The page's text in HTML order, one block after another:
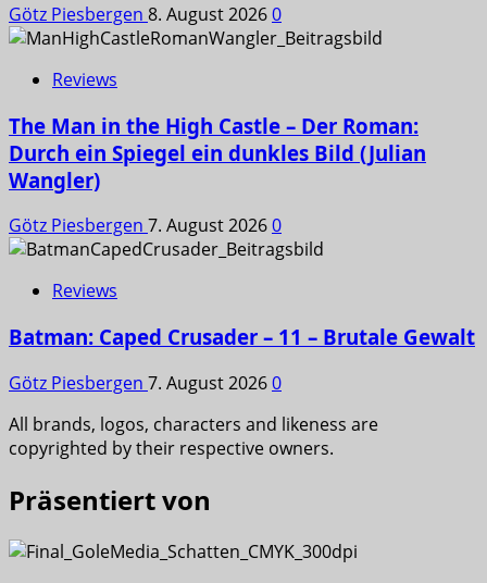
Götz Piesbergen 8. August 20260
Reviews
The Man in the High Castle – Der Roman:
Durch ein Spiegel ein dunkles Bild (Julian
Wangler)
Götz Piesbergen 7. August 20260
Reviews
Batman: Caped Crusader – 11 – Brutale Gewalt
Götz Piesbergen 7. August 20260
All brands, logos, characters and likeness are
copyrighted by their respective owners.
Präsentiert von